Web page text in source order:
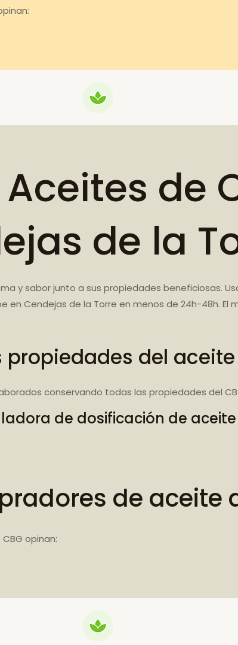
de
de la
y sabor junto a sus propiedades beneficiosas.
Cendejas de la Torre en menos de 24h-48h. El
propiedades del aceite
conservando todas las propiedades del
de dosificación de aceite
de aceite
opinan: